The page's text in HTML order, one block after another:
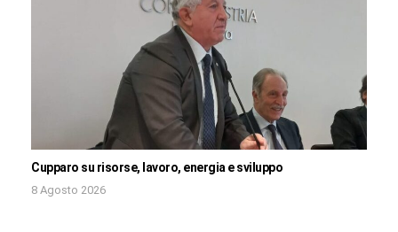
Cupparo su risorse, lavoro, energia e sviluppo
8 Agosto 2026